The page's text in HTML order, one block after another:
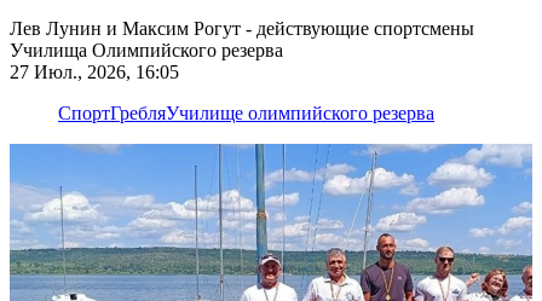
Лев Лунин и Максим Рогут - действующие спортсмены
Училища Олимпийского резерва
27 Июл., 2026, 16:05
СпортГребляУчилище олимпийского резерва